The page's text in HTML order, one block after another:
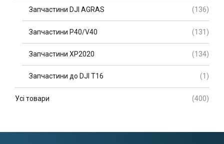
Запчастини DJI AGRAS (136)
Запчастини P40/V40 (131)
Запчастини XP2020 (134)
Запчастини до DJI T16 (1)
Усі товари (400)